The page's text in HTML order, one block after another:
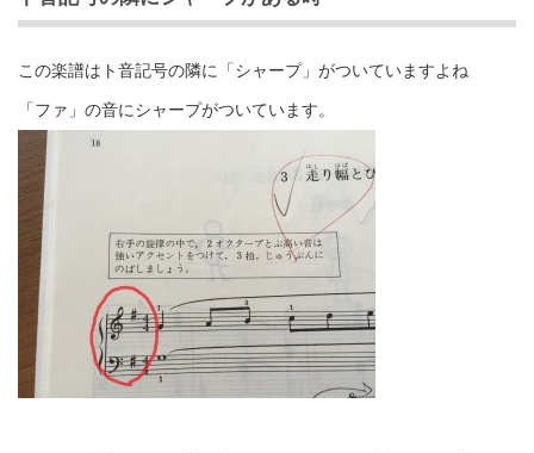
この楽譜はト音記号の隣に「シャープ」がついていますよね
「ファ」の音にシャープがついています。